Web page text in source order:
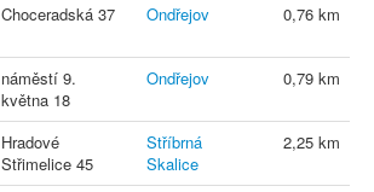
Choceradská 37 Ondřejov 0,76 km
náměstí 9.
května 18
Ondřejov 0,79 km
Hradové
Střimelice 45
Stříbrná
Skalice
2,25 km